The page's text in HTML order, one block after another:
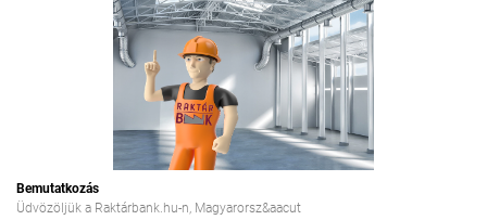
Bemutatkozás
Üdvözöljük a Raktárbank.hu-n, Magyarorsz&aacut